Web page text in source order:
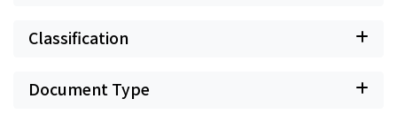
Classification
Document Type